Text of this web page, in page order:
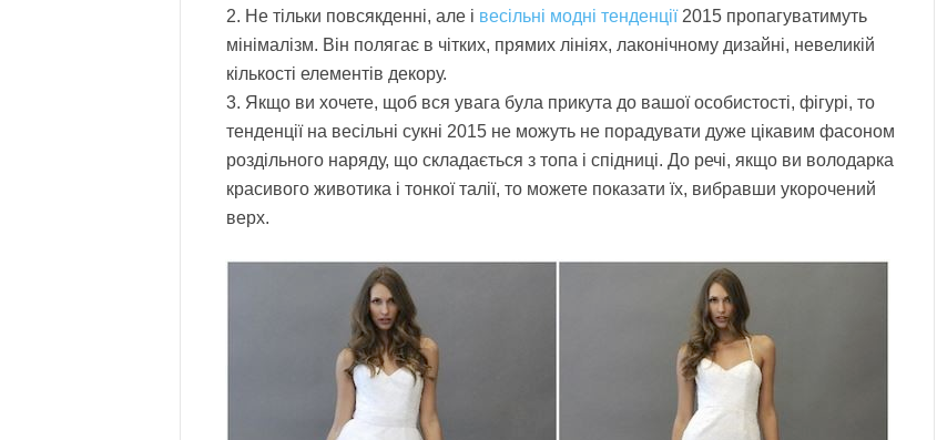
Не тільки повсякденні, але і весільні модні тенденції2015 пропагуватимуть
мінімалізм. Він полягає в чітких, прямих лініях, лаконічному дизайні, невеликій
кількості елементів декору.
Якщо ви хочете, щоб вся увага була прикута до вашої особистості, фігурі, то
тенденції на весільні сукні 2015 не можуть не порадувати дуже цікавим фасоном
роздільного наряду, що складається з топа і спідниці. До речі, якщо ви володарка
красивого животика і тонкої талії, то можете показати їх, вибравши укорочений
верх.